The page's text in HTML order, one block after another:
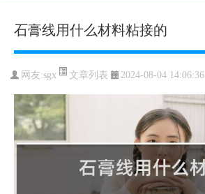
石膏线用什么材料粘接的
网友:sgx 文章列表 2024-08-04 14:06:36